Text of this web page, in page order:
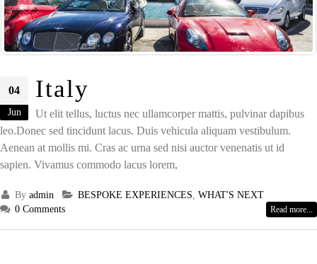
04
Jun
Italy
Ut elit tellus, luctus nec ullamcorper mattis, pulvinar dapibus
leo.Donec sed tincidunt lacus. Duis vehicula aliquam vestibulum.
Aenean at mollis mi. Cras ac urna sed nisi auctor venenatis ut id
sapien. Vivamus commodo lacus lorem,
Byadmin BESPOKE EXPERIENCES WHAT'S NEXT
0 Comments
Read more...